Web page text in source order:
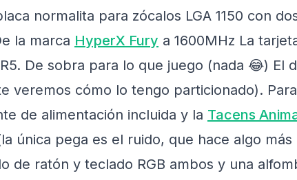
normalita para zócalos LGA 1150 con
la marca HyperX Fury a 1600MHz La
De sobra para lo que juego (nada 😂) El
veremos cómo lo tengo particionado).
de alimentación incluida y la Tacens
única pega es el ruido, que hace algo
de ratón y teclado RGB ambos y una